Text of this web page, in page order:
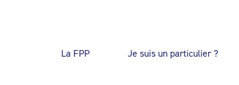
La FPP Je suis un particulier ?